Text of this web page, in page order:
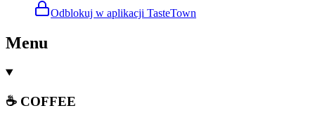
Odblokuj w aplikacji TasteTown
Menu
☕ COFFEE